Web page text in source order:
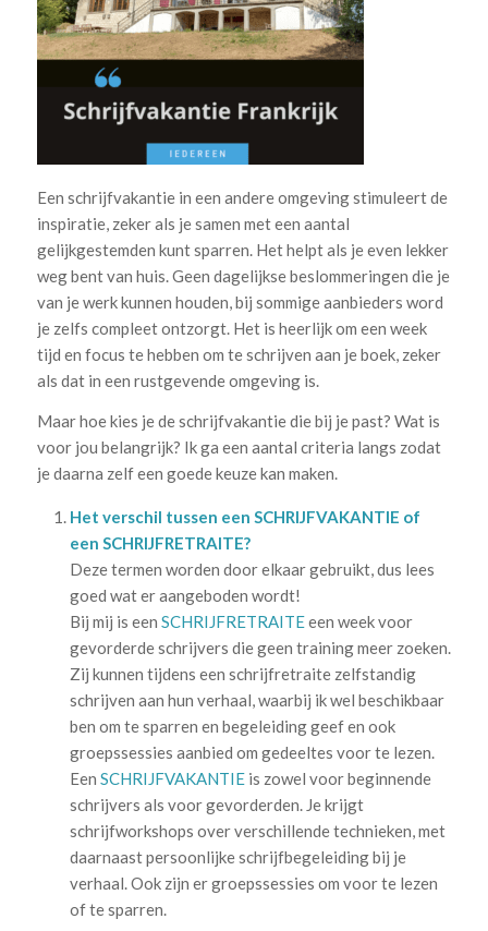
Een schrijfvakantie in een andere omgeving stimuleert de
inspiratie, zeker als je samen met een aantal
gelijkgestemden kunt sparren. Het helpt als je even lekker
weg bent van huis. Geen dagelijkse beslommeringen die je
van je werk kunnen houden, bij sommige aanbieders word
je zelfs compleet ontzorgt. Het is heerlijk om een week
tijd en focus te hebben om te schrijven aan je boek, zeker
als dat in een rustgevende omgeving is.
Maar hoe kies je de schrijfvakantie die bij je past? Wat is
voor jou belangrijk? Ik ga een aantal criteria langs zodat
je daarna zelf een goede keuze kan maken.
Het verschil tussen een SCHRIJFVAKANTIE of
een SCHRIJFRETRAITE?
Deze termen worden door elkaar gebruikt, dus lees
goed wat er aangeboden wordt!
Bij mij is een SCHRIJFRETRAITEeen week voor
gevorderde schrijvers die geen training meer zoeken.
Zij kunnen tijdens een schrijfretraite zelfstandig
schrijven aan hun verhaal, waarbij ik wel beschikbaar
ben om te sparren en begeleiding geef en ook
groepssessies aanbied om gedeeltes voor te lezen.
Een SCHRIJFVAKANTIEis zowel voor beginnende
schrijvers als voor gevorderden. Je krijgt
schrijfworkshops over verschillende technieken, met
daarnaast persoonlijke schrijfbegeleiding bij je
verhaal. Ook zijn er groepssessies om voor te lezen
of te sparren.